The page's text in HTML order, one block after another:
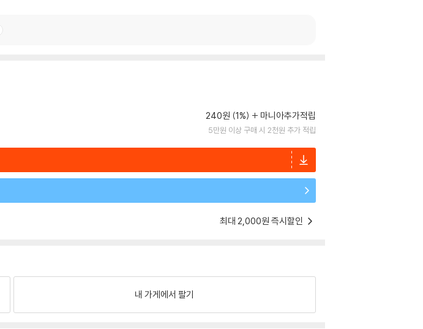
240원 (1%) 마니아추가적립
5만원 이상 구매 시 2천원 추가 적립
최대 2,000원 즉시할인
내 가게에서 팔기